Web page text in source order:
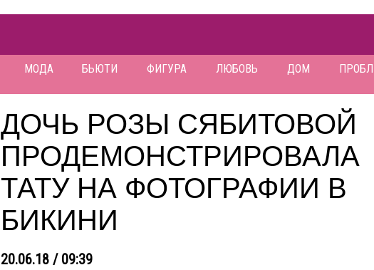
МОДА БЬЮТИ ФИГУРА ЛЮБОВЬ ДОМ
ДОЧЬ РОЗЫ СЯБИТОВОЙ
ПРОДЕМОНСТРИРОВАЛА
ТАТУ НА ФОТОГРАФИИ В
БИКИНИ
20.06.18 / 09:39